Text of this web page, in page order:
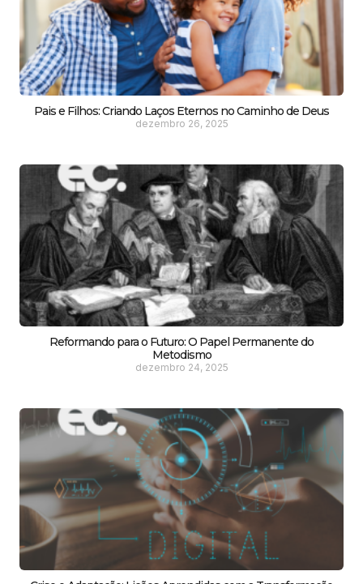
Pais e Filhos: Criando Laços Eternos no Caminho de Deus
dezembro 26, 2025
Reformando para o Futuro: O Papel Permanente do
Metodismo
dezembro 24, 2025